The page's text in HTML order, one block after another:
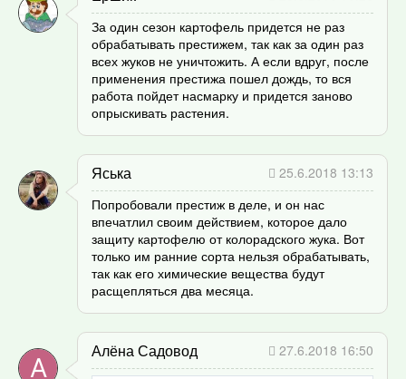
За один сезон картофель придется не раз
обрабатывать престижем, так как за один раз
всех жуков не уничтожить. А если вдруг, после
применения престижа пошел дождь, то вся
работа пойдет насмарку и придется заново
опрыскивать растения.
Яська
25.6.2018 13:13
Попробовали престиж в деле, и он нас
впечатлил своим действием, которое дало
защиту картофелю от колорадского жука. Вот
только им ранние сорта нельзя обрабатывать,
так как его химические вещества будут
расщепляться два месяца.
Алёна Садовод 27.6.2018 16:50